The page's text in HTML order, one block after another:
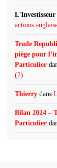
actions
Trade
piège pour
Particulier
(2)
Thierry dans
Bilan 2024 –
Particulier